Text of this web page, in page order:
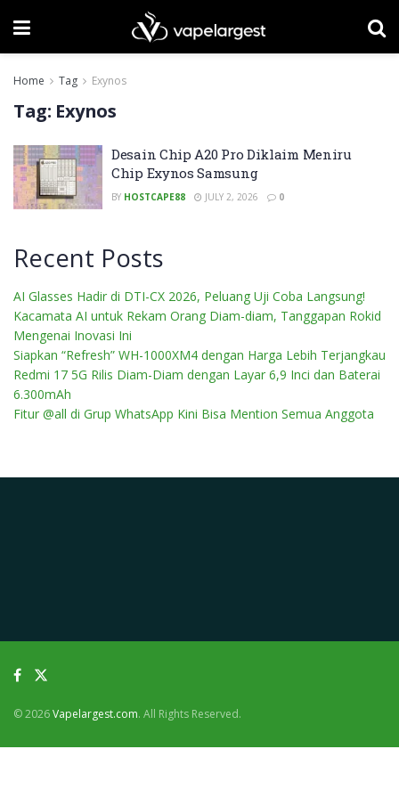
Home Tag Exynos
Tag: Exynos
Desain Chip A20 Pro Diklaim Meniru
Chip Exynos Samsung
BY HOSTCAPE88 JULY 2, 2026 0
Recent Posts
AI Glasses Hadir di DTI-CX 2026, Peluang Uji Coba Langsung!
Kacamata AI untuk Rekam Orang Diam-diam, Tanggapan Rokid
Mengenai Inovasi Ini
Siapkan “Refresh” WH-1000XM4 dengan Harga Lebih Terjangkau
Redmi 17 5G Rilis Diam-Diam dengan Layar 6,9 Inci dan Baterai
6.300mAh
Fitur @all di Grup WhatsApp Kini Bisa Mention Semua Anggota
© 2026Vapelargest.com. All Rights Reserved.